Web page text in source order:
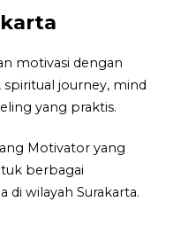
motivasi dengan
journey, mind
yang praktis.
Motivator yang
berbagai
di wilayah Surakarta.